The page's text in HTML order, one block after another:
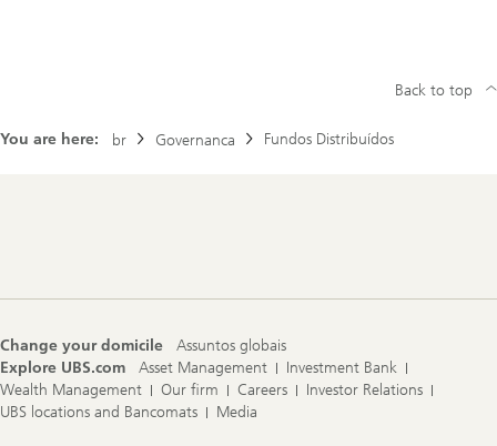
You are here: br Governanca Fundos Distribuídos
Back to top
Change your domicile
Assuntos globais
Explore UBS.com
Asset Management
Investment Bank
Wealth Management
Our firm Careers
Investor Relations
UBS locations and Bancomats
Media